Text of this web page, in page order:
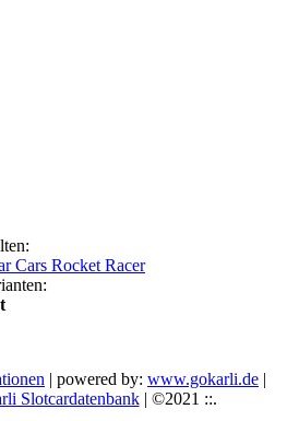
Cars Rocket Racer
| powered by: www.gokarli.de |
Slotcardatenbank| ©2021 ::.